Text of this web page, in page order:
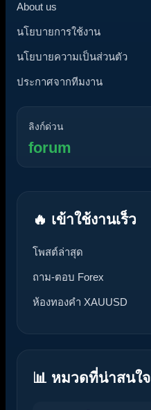
About us
นโยบายการใช้งาน
นโยบายความเป็นส่วนตัว
ประกาศจากทีมงาน
ลิงก์ด่วน
forum
🔥 เข้าใช้งานเร็ว
โพสต์ล่าสุด
ถาม-ตอบ Forex
ห้องทองคำ XAUUSD
📊 หมวดที่น่าสนใจ